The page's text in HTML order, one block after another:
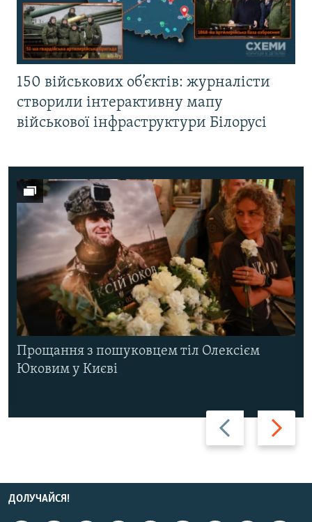
150 військових об’єктів: журналісти
створили інтерактивну мапу
військової інфраструктури Білорусі
Назад Вперед
Прощання з пошуковцем тіл Олексієм
Юковим у Києві
ДОЛУЧАЙСЯ!